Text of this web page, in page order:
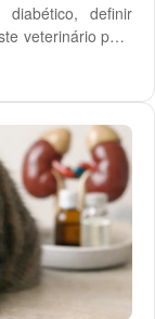
definir
veterinário para